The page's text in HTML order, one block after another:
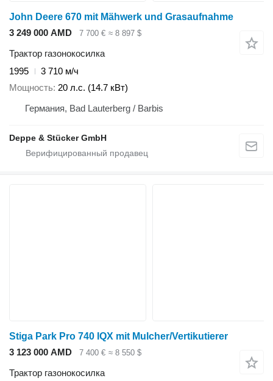
John Deere 670 mit Mähwerk und Grasaufnahme
3 249 000 AMD
7 700 € ≈ 8 897 $
Трактор газонокосилка
1995
3 710 м/ч
Мощность 20 л.с. (14.7 кВт)
Германия, Bad Lauterberg / Barbis
Deppe & Stücker GmbH
Stiga Park Pro 740 IQX mit Mulcher/Vertikutierer
3 123 000 AMD
7 400 € ≈ 8 550 $
Трактор газонокосилка